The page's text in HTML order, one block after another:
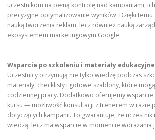
uczestnikom na pełną kontrolę nad kampaniami,
precyzyjne optymalizowanie wyników. Dzięki temu
nauką tworzenia reklam, lecz również nauką
ekosystemem marketingowym Google.
Wsparcie po szkoleniu i materiały edukacyjne
Uczestnicy otrzymują nie tylko wiedzę podczas
materiały, checklisty i gotowe szablony, które
codziennej pracy. Dodatkowo oferujemy wsparcie
kursu — możliwość konsultacji z trenerem w razie
dotyczących kampanii. To gwarantuje, że
wiedzą, lecz ma wsparcie w momencie wdrażania